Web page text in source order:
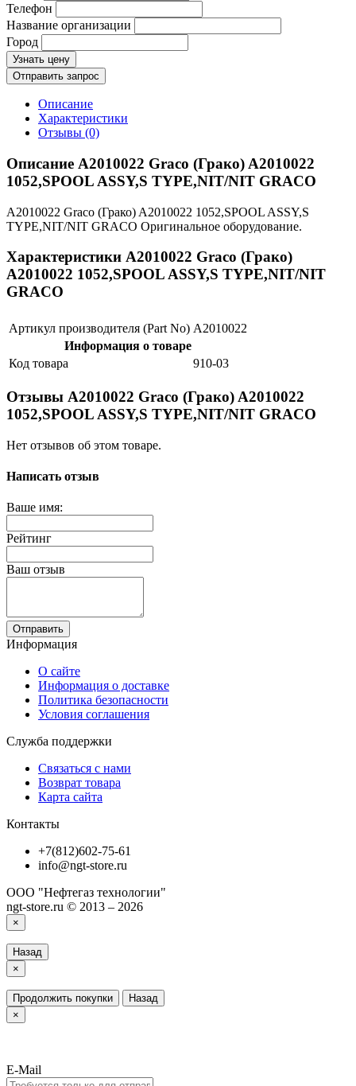
Телефон
Название организации
Город
Узнать цену
Отправить запрос
Описание
Характеристики
Отзывы (0)
Описание A2010022 Graco (Грако) A2010022
1052,SPOOL ASSY,S TYPE,NIT/NIT GRACO
A2010022 Graco (Грако) A2010022 1052,SPOOL ASSY,S
TYPE,NIT/NIT GRACO Оригинальное оборудование.
Характеристики A2010022 Graco (Грако)
A2010022 1052,SPOOL ASSY,S TYPE,NIT/NIT
GRACO
Артикул производителя (Part No) A2010022
Информация о товаре
Код товара
910-03
Отзывы A2010022 Graco (Грако) A2010022
1052,SPOOL ASSY,S TYPE,NIT/NIT GRACO
Нет отзывов об этом товаре.
Написать отзыв
Ваше имя:
Рейтинг
Ваш отзыв
Отправить
Информация
О сайте
Информация о доставке
Политика безопасности
Условия соглашения
Служба поддержки
Связаться с нами
Возврат товара
Карта сайта
Контакты
+7(812)602-75-61
info@ngt-store.ru
ООО "Нефтегаз технологии"
ngt-store.ru © 2013 – 2026
×
Назад
×
Продолжить покупки
Назад
×
E-Mail